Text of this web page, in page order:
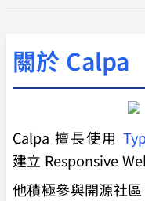
關於 Calpa
Calpa 擅長使用
建立 Responsive
他積極參與開源社